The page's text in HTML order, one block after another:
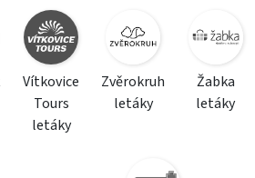
Vítkovice
Tours
letáky
Zvěrokruh
letáky
Žabka
letáky